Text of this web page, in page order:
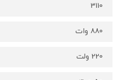
3110
880 وات
220 ولت